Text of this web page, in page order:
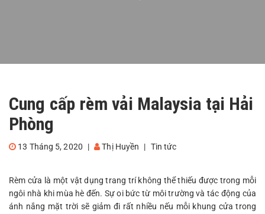
Cung cấp rèm vải Malaysia tại Hải
Phòng
13 Tháng 5, 2020 | Thị Huyền | Tin tức
Rèm cửa là một vật dụng trang trí không thể thiếu được trong mỗi
ngôi nhà khi mùa hè đến. Sự oi bức từ môi trường và tác động của
ánh nắng mặt trời sẽ giảm đi rất nhiều nếu mỗi khung cửa trong